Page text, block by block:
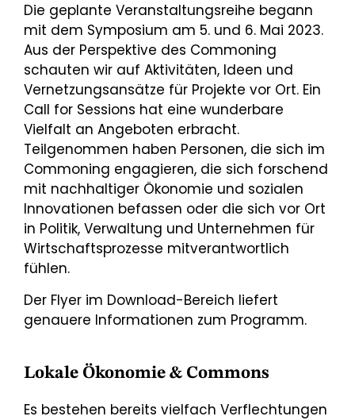
Die geplante Veranstaltungsreihe begann
mit dem Symposium am 5. und 6. Mai 2023.
Aus der Perspektive des Commoning
schauten wir auf Aktivitäten, Ideen und
Vernetzungsansätze für Projekte vor Ort. Ein
Call for Sessions hat eine wunderbare
Vielfalt an Angeboten erbracht.
Teilgenommen haben Personen, die sich im
Commoning engagieren, die sich forschend
mit nachhaltiger Ökonomie und sozialen
Innovationen befassen oder die sich vor Ort
in Politik, Verwaltung und Unternehmen für
Wirtschaftsprozesse mitverantwortlich
fühlen.
Der Flyer im Download-Bereich liefert
genauere Informationen zum Programm.
Lokale Ökonomie & Commons
Es bestehen bereits vielfach Verflechtungen